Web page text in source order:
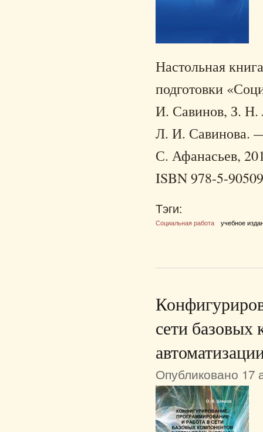
Настольная
подготовки
И. Савинов, З. Н.
Л. И. Савинова.
С. Афанасьев,
ISBN 978-5-
Тэги:
Социальная работа учебное
сети
Опубликовано 17